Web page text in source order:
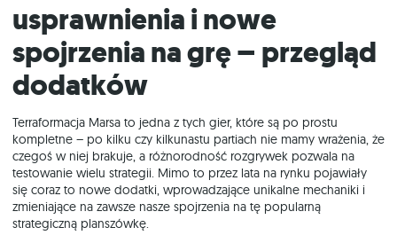
Usprawnienia i nowe
spojrzenia na grę – przegląd
dodatków
Terraformacja Marsa to jedna z tych gier, które są po prostu
kompletne – po kilku czy kilkunastu partiach nie mamy wrażenia, że
czegoś w niej brakuje, a różnorodność rozgrywek pozwala na
testowanie wielu strategii. Mimo to przez lata na rynku pojawiały
się coraz to nowe dodatki, wprowadzające unikalne mechaniki i
zmieniające na zawsze nasze spojrzenia na tę popularną
strategiczną planszówkę.